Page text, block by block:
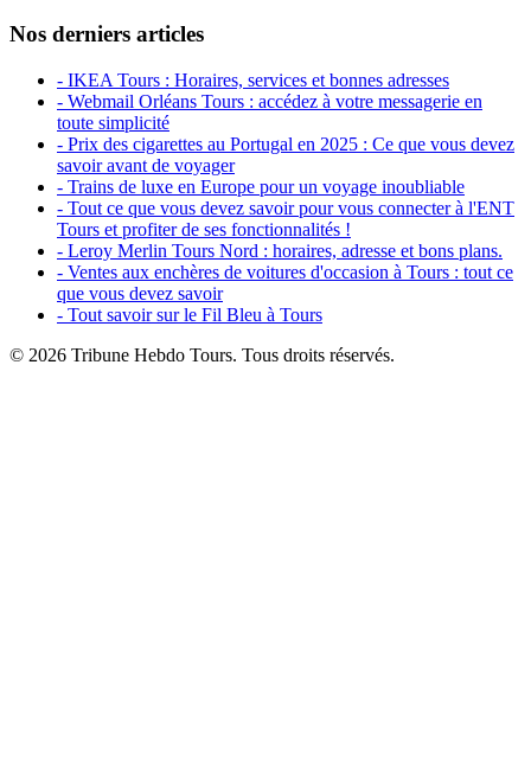
Nos derniers articles
- IKEA Tours : Horaires, services et bonnes adresses
- Webmail Orléans Tours : accédez à votre messagerie en
toute simplicité
- Prix des cigarettes au Portugal en 2025 : Ce que vous devez
savoir avant de voyager
- Trains de luxe en Europe pour un voyage inoubliable
- Tout ce que vous devez savoir pour vous connecter à l'ENT
Tours et profiter de ses fonctionnalités !
- Leroy Merlin Tours Nord : horaires, adresse et bons plans.
- Ventes aux enchères de voitures d'occasion à Tours : tout ce
que vous devez savoir
- Tout savoir sur le Fil Bleu à Tours
© 2026 Tribune Hebdo Tours. Tous droits réservés.